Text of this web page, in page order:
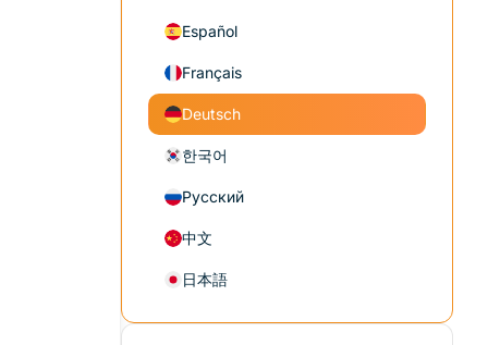
Español
Français
Deutsch
한국어
Русский
中文
日本語